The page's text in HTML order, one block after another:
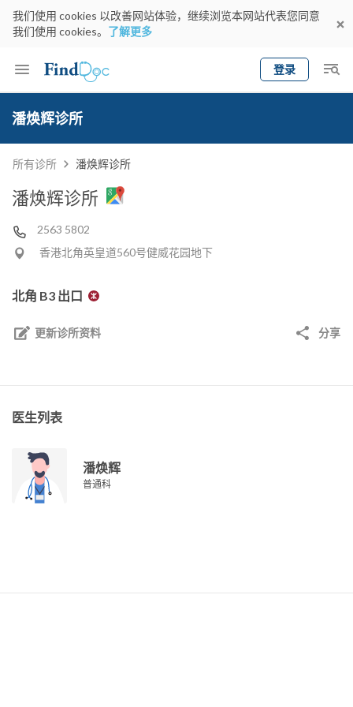
我们使用 cookies 以改善网站体验，继续浏览本网站代表您同意
我们使用 cookies。 了解更多
登录
Keyword
潘焕辉诊所
所有诊所 潘焕辉诊所
潘焕辉诊所
2563 5802
香港北角英皇道560号健威花园地下
北角 B3 出口
更新诊所资料 分享
医生列表
潘焕辉
普通科